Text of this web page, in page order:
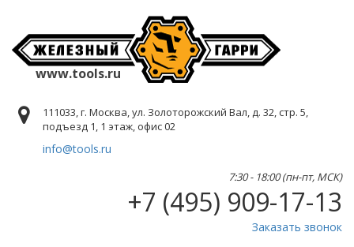
www.tools.ru
111033, г. Москва, ул. Золоторожский Вал, д. 32, стр. 5,
подъезд 1, 1 этаж, офис 02
info@tools.ru
7:30 - 18:00 (пн-пт, МСК)
+7 (495) 909-17-13
Заказать звонок